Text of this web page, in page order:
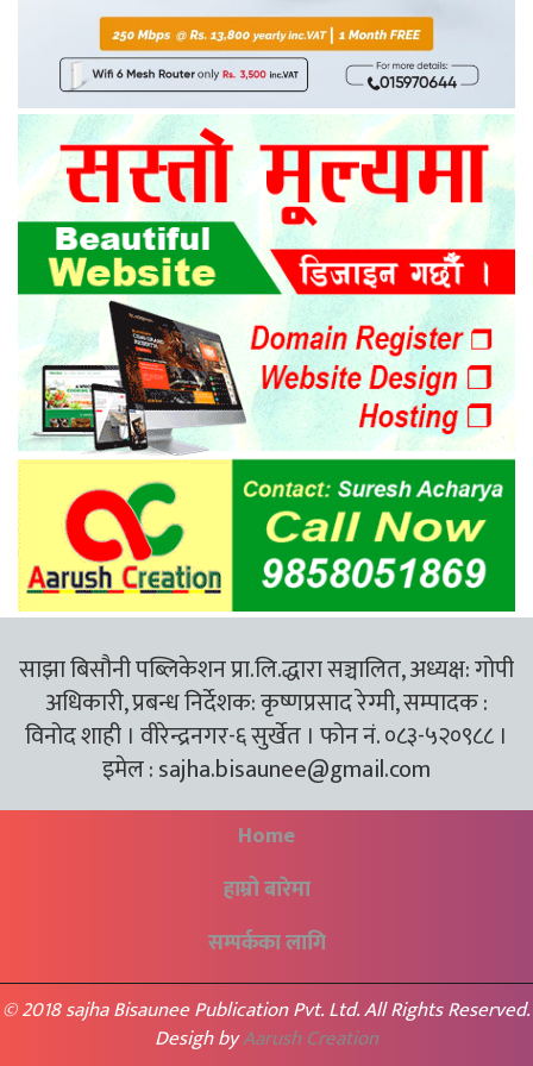
साझा बिसौनी पब्लिकेशन प्रा.लि.द्धारा सञ्चालित, अध्यक्ष: गोपी
अधिकारी, प्रबन्ध निर्देशक: कृष्णप्रसाद रेग्मी, सम्पादक :
विनोद शाही । वीरेन्द्रनगर-६ सुर्खेत । फोन नं. ०८३-५२०९८८ ।
इमेल :sajha.bisaunee@gmail.com
Home
हाम्रो बारेमा
सम्पर्कका लागि
© 2018 sajha Bisaunee Publication Pvt. Ltd. All Rights Reserved.
Desigh byAarush Creation